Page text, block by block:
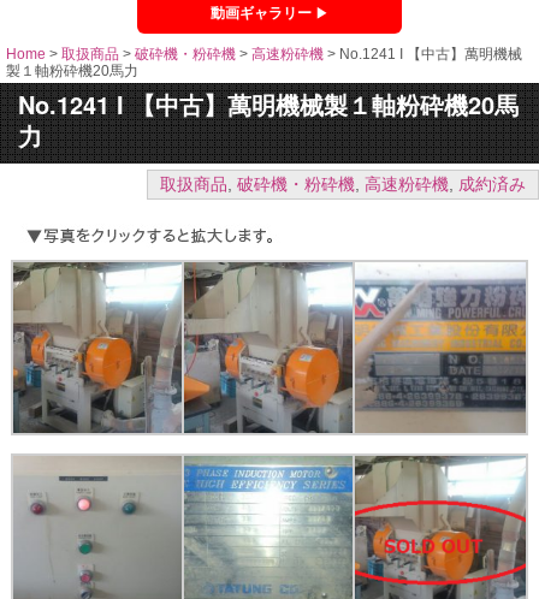
動画ギャラリー
Home > 取扱商品 > 破砕機・粉砕機 > 高速粉砕機 > No.1241 I 【中古】萬明機械
製１軸粉砕機20馬力
No.1241 I 【中古】萬明機械製１軸粉砕機20馬
力
取扱商品, 破砕機・粉砕機, 高速粉砕機, 成約済み